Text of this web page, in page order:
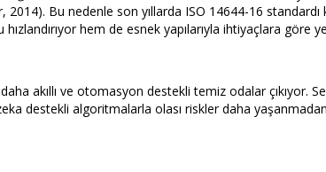
2014). Bu nedenle son yıllarda ISO 14644-16
hem de esnek yapılarıyla ihtiyaçlara göre
daha akıllı ve otomasyon destekli temiz odalar
destekli algoritmalarla olası riskler daha